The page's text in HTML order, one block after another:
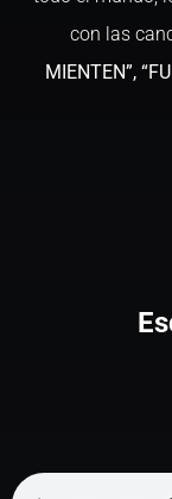
con las
MIENTEN”,